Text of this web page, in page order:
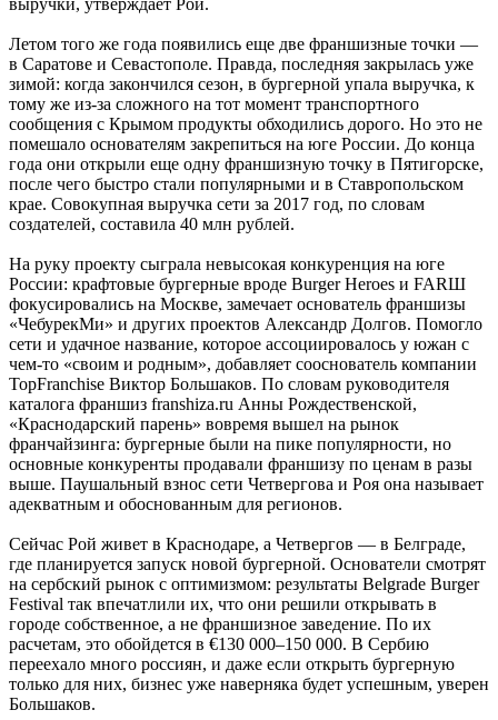
Летом того же года появились еще две франшизные точки —
в Саратове и Севастополе. Правда, последняя закрылась уже
зимой: когда закончился сезон, в бургерной упала выручка, к
тому же из-за сложного на тот момент транспортного
сообщения с Крымом продукты обходились дорого. Но это не
помешало основателям закрепиться на юге России. До конца
года они открыли еще одну франшизную точку в Пятигорске,
после чего быстро стали популярными и в Ставропольском
крае. Совокупная выручка сети за 2017 год, по словам
создателей, составила 40 млн рублей.
На руку проекту сыграла невысокая конкуренция на юге
России: крафтовые бургерные вроде Burger Heroes и FARШ
фокусировались на Москве, замечает основатель франшизы
«ЧебурекМи» и других проектов Александр Долгов. Помогло
сети и удачное название, которое ассоциировалось у южан с
чем-то «своим и родным», добавляет сооснователь компании
TopFranchise Виктор Большаков. По словам руководителя
каталога франшиз franshiza.ru Анны Рождественской,
«Краснодарский парень» вовремя вышел на рынок
франчайзинга: бургерные были на пике популярности, но
основные конкуренты продавали франшизу по ценам в разы
выше. Паушальный взнос сети Четвергова и Роя она называет
адекватным и обоснованным для регионов.
Сейчас Рой живет в Краснодаре, а Четвергов — в Белграде,
где планируется запуск новой бургерной. Основатели смотрят
на сербский рынок с оптимизмом: результаты Belgrade Burger
Festival так впечатлили их, что они решили открывать в
городе собственное, а не франшизное заведение. По их
расчетам, это обойдется в €130 000–150 000. В Сербию
переехало много россиян, и даже если открыть бургерную
только для них, бизнес уже наверняка будет успешным, уверен
Большаков.